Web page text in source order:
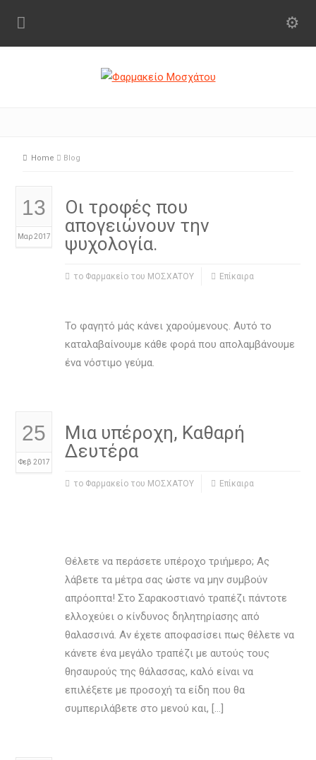
Home Blog
13
Μαρ 2017
Οι τροφές που
απογειώνουν την
ψυχολογία.
το Φαρμακείο του ΜΟΣΧΑΤΟΥ Επίκαιρα
Το φαγητό μάς κάνει χαρούμενους. Αυτό το
καταλαβαίνουμε κάθε φορά που απολαμβάνουμε
ένα νόστιμο γεύμα.
25
Φεβ 2017
Μια υπέροχη, Καθαρή
Δευτέρα
το Φαρμακείο του ΜΟΣΧΑΤΟΥ Επίκαιρα
Θέλετε να περάσετε υπέροχο τριήμερο; Ας
λάβετε τα μέτρα σας ώστε να μην συμβούν
απρόοπτα! Στο Σαρακοστιανό τραπέζι πάντοτε
ελλοχεύει ο κίνδυνος δηλητηρίασης από
θαλασσινά. Αν έχετε αποφασίσει πως θέλετε να
κάνετε ένα μεγάλο τραπέζι με αυτούς τους
θησαυρούς της θάλασσας, καλό είναι να
επιλέξετε με προσοχή τα είδη που θα
συμπεριλάβετε στο μενού και, […]